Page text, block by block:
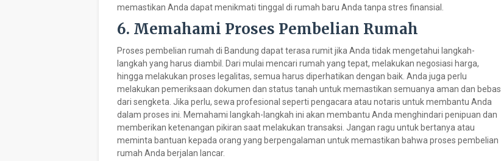
memastikan Anda dapat menikmati tinggal di rumah baru Anda tanpa stres finansial.
6. Memahami Proses Pembelian Rumah
Proses pembelian rumah di Bandung dapat terasa rumit jika Anda tidak mengetahui langkah-
langkah yang harus diambil. Dari mulai mencari rumah yang tepat, melakukan negosiasi harga,
hingga melakukan proses legalitas, semua harus diperhatikan dengan baik. Anda juga perlu
melakukan pemeriksaan dokumen dan status tanah untuk memastikan semuanya aman dan bebas
dari sengketa. Jika perlu, sewa profesional seperti pengacara atau notaris untuk membantu Anda
dalam proses ini. Memahami langkah-langkah ini akan membantu Anda menghindari penipuan dan
memberikan ketenangan pikiran saat melakukan transaksi. Jangan ragu untuk bertanya atau
meminta bantuan kepada orang yang berpengalaman untuk memastikan bahwa proses pembelian
rumah Anda berjalan lancar.